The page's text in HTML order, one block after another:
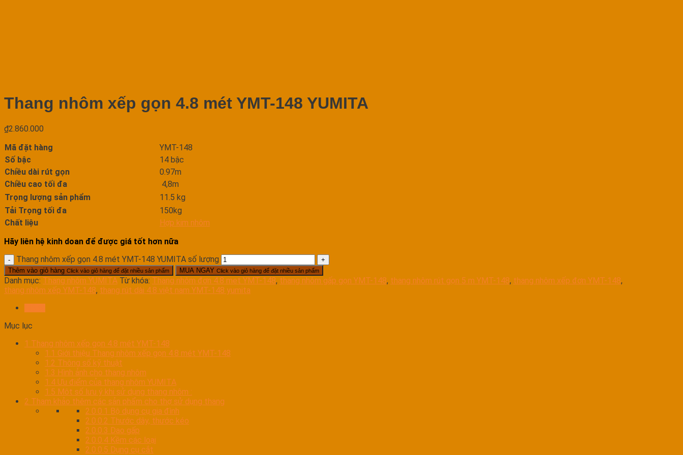
Thang nhôm xếp gọn 4.8 mét YMT-148 YUMITA
₫2.860.000
Mã đặt hàng
YMT-148
Số bậc
14 bậc
Chiều dài rút gọn
0.97m
Chiều cao tối đa
4,8m
Trọng lượng sản phẩm
11.5 kg
Tải Trọng tối đa
150kg
Chất liệu
Hợp kim nhôm
Hãy liên hệ kinh doan để được giá tốt hơn nữa
Thang nhôm xếp gọn 4.8 mét YMT-148 YUMITA số lượng
Thêm vào giỏ hàng Click vào giỏ hàng để đặt nhiều sản phẩm MUA NGAY Click vào giỏ hàng để đặt nhiều sản phẩm
Danh mục: Thang nhôm YUMITA Từ khóa: Thang nhôm đơn 4.8 met YMT-148, thang nhôm gấp gọn YMT-148, thang nhôm rút gọn 5 m YMT-148, thang nhôm xếp đơn YMT-148,
thang nhôm xếp YMT-148, thang rút dài 4.8 việt nam YMT-148 yumita
Mục lục
1 Thang nhôm xếp gọn 4.8 mét YMT-148
1.1 Giới thiệu Thang nhôm xếp gọn 4.8 mét YMT-148
1.2 Thông số kỹ thuật
1.3 Hình ảnh cho thang nhôm
1.4 Ưu điểm của thang nhôm YUMITA
1.5 Môt số lưu ý khi sử dụng thang nhôm :
2 Tham khảo thêm các sản phẩm cho thợ sử dụng thang
2.0.0.1 Bộ dụng cụ gia đình
2.0.0.2 Thước dây, thước kéo
2.0.0.3 Dao gấp
2.0.0.4 Kềm các loại
2.0.0.5 Dụng cụ cắt